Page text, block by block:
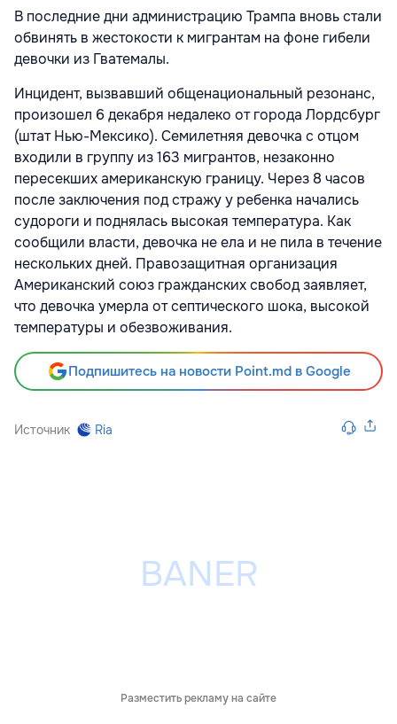
В последние дни администрацию Трампа вновь стали
обвинять в жестокости к мигрантам на фоне гибели
девочки из Гватемалы.
Инцидент, вызвавший общенациональный резонанс,
произошел 6 декабря недалеко от города Лордсбург
(штат Нью-Мексико). Семилетняя девочка с отцом
входили в группу из 163 мигрантов, незаконно
пересекших американскую границу. Через 8 часов
после заключения под стражу у ребенка начались
судороги и поднялась высокая температура. Как
сообщили власти, девочка не ела и не пила в течение
нескольких дней. Правозащитная организация
Американский союз гражданских свобод заявляет,
что девочка умерла от септического шока, высокой
температуры и обезвоживания.
Подпишитесь на новости Point.md в Google
Источник Ria
Разместить рекламу на сайте